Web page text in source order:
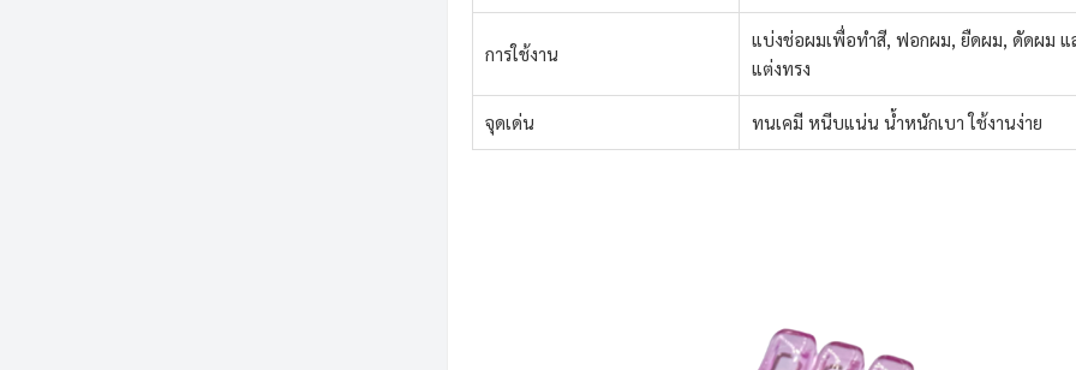
การใช้งาน
แบ่งช่อผมเพื่อทำสี, ฟอกผม, ยืดผม, ดัดผม แ
แต่งทรง
จุดเด่น ทนเคมี หนีบแน่น น้ำหนักเบา ใช้งานง่าย